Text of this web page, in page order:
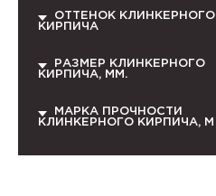
ОТТЕНОК КЛИНКЕРНОГО
КИРПИЧА
РАЗМЕР КЛИНКЕРНОГО
КИРПИЧА, ММ.
МАРКА ПРОЧНОСТИ
КЛИНКЕРНОГО КИРПИЧА, М